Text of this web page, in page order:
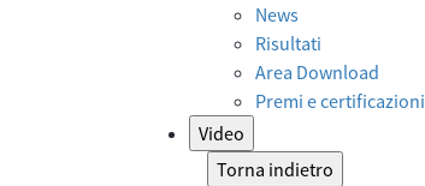
News
Risultati
Area Download
Premi e certificazioni
Video
Torna indietro